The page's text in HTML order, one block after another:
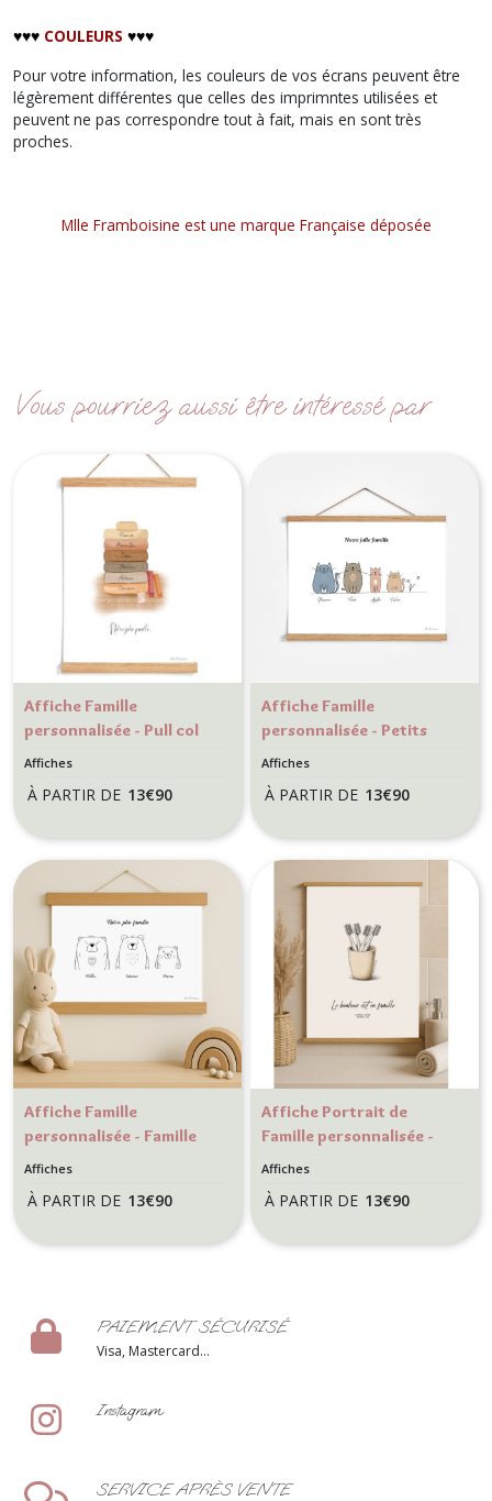
♥︎♥︎♥︎ COULEURS ♥︎♥︎♥︎
Pour votre information, les couleurs de vos écrans peuvent être
légèrement différentes que celles des imprimntes utilisées et
peuvent ne pas correspondre tout à fait, mais en sont très
proches.
Mlle Framboisine est une marque Française déposée
Vous pourriez aussi être intéressé par
Affiche Famille
personnalisée - Pull col
roulé - Décoration
personnalisée
Affiches
À PARTIR DE 13€90
Affiche Famille
personnalisée - Petits
chats - Décoration
personnalisé
Affiches
À PARTIR DE 13€90
Affiche Famille
personnalisée - Famille
ours - Décoration murale
noir et blanc - Cadeau
Affiches
À PARTIR DE 13€90
Affiche Portrait de
Famille personnalisée -
Brosse à dent -
Salle de bain
Affiches
À PARTIR DE 13€90
PAIEMENT SÉCURISÉ
Visa, Mastercard...
Instagram
SERVICE APRÈS VENTE